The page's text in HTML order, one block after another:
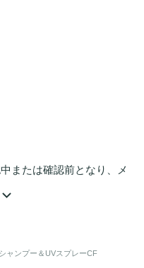
または確認前となり、メ
感マイナス4度、頭皮か
ャンプー＆UVスプレーCF